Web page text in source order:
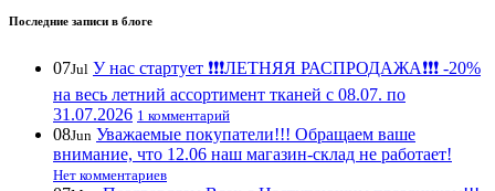
Последние записи в блоге
07Jul У нас стартует ❗️❗️❗️ЛЕТНЯЯ РАСПРОДАЖА❗️❗️❗️ -20%
на весь летний ассортимент тканей с 08.07. по
31.07.2026 1 комментарий
08Jun Уважаемые покупатели!!! Обращаем ваше
внимание, что 12.06 наш магазин-склад не работает!
Нет комментариев